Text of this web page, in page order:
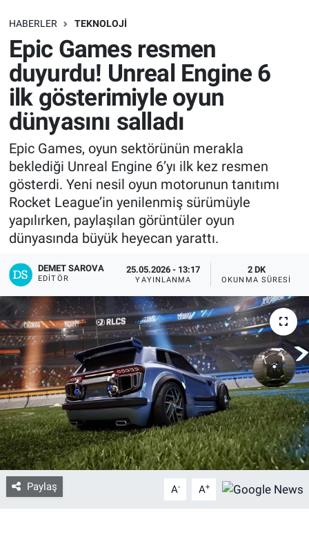
HABERLER TEKNOLOJI
Epic Games resmen
duyurdu! Unreal Engine 6
ilk gösterimiyle oyun
dünyasını salladı
Epic Games, oyun sektörünün merakla
beklediği Unreal Engine 6’yı ilk kez resmen
gösterdi. Yeni nesil oyun motorunun tanıtımı
Rocket League’in yenilenmiş sürümüyle
yapılırken, paylaşılan görüntüler oyun
dünyasında büyük heyecan yarattı.
DEMET SAROVA
EDITÖR
25.05.2026 - 13:17
YAYINLANMA
2 DK
OKUNMA SÜRESI
Paylaş A- A+
SAĞLIK
EKONOMİ
EĞİTİM
ÖZEL HABER
Keşfet
ASTROLOJİ
MANŞET
RESMİ İLANLAR
İLAN
Bize ulaşın
İletişim/Künye
Yaşam
Gözden Kaçmasın
İletişim (Künye)